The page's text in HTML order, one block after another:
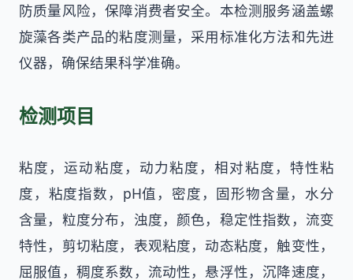
防质量风险，保障消费者安全。本检测服务涵盖螺
旋藻各类产品的粘度测量，采用标准化方法和先进
仪器，确保结果科学准确。
检测项目
粘度，运动粘度，动力粘度，相对粘度，特性粘
度，粘度指数，pH值，密度，固形物含量，水分
含量，粒度分布，浊度，颜色，稳定性指数，流变
特性，剪切粘度，表观粘度，动态粘度，触变性，
屈服值，稠度系数，流动性，悬浮性，沉降速度，